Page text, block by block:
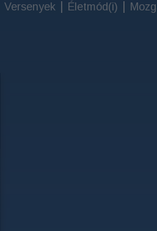
Versenyek Életmód(i)